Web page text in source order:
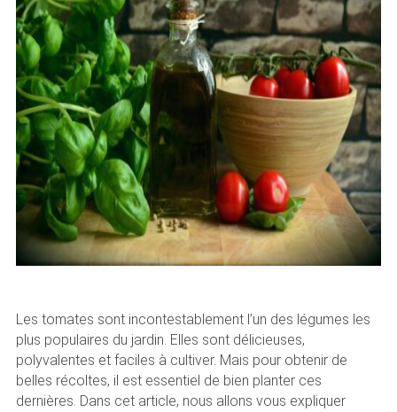
Les tomates sont incontestablement l’un des légumes les
plus populaires du jardin. Elles sont délicieuses,
polyvalentes et faciles à cultiver. Mais pour obtenir de
belles récoltes, il est essentiel de bien planter ces
dernières. Dans cet article, nous allons vous expliquer